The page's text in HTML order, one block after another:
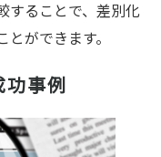
することで、差別化
ができます。
事例